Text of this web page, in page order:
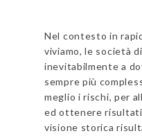
Nel contesto in
viviamo, le società
inevitabilmente a
sempre più
meglio i rischi, per
ed ottenere
visione storica